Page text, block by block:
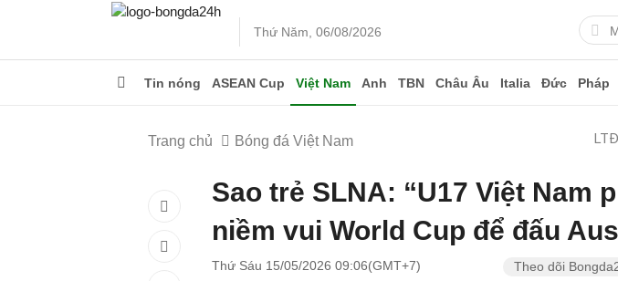
Thứ Năm, 06/08/2026
Tin nóng ASEAN Cup Việt Nam Anh TBN Châu Âu Italia Đức Pháp
Trang chủ Bóng đá Việt Nam
Sao trẻ SLNA: “U17 Việt Nam
niềm vui World Cup để đấu
Thứ Sáu 15/05/2026 09:06(GMT+7) Theo dõi